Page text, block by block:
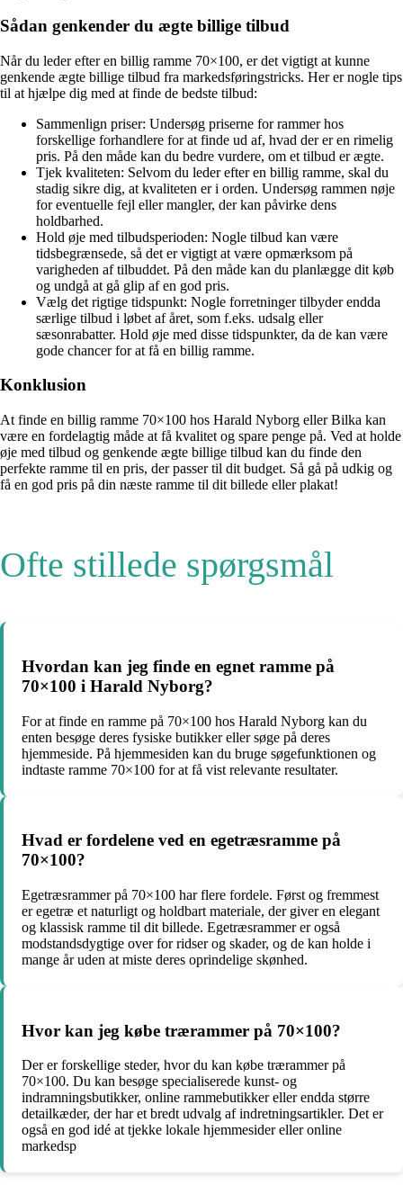
Sådan genkender du ægte billige tilbud
Når du leder efter en billig ramme 70×100, er det vigtigt at kunne
genkende ægte billige tilbud fra markedsføringstricks. Her er nogle tips
til at hjælpe dig med at finde de bedste tilbud:
Sammenlign priser: Undersøg priserne for rammer hos
forskellige forhandlere for at finde ud af, hvad der er en rimelig
pris. På den måde kan du bedre vurdere, om et tilbud er ægte.
Tjek kvaliteten: Selvom du leder efter en billig ramme, skal du
stadig sikre dig, at kvaliteten er i orden. Undersøg rammen nøje
for eventuelle fejl eller mangler, der kan påvirke dens
holdbarhed.
Hold øje med tilbudsperioden: Nogle tilbud kan være
tidsbegrænsede, så det er vigtigt at være opmærksom på
varigheden af tilbuddet. På den måde kan du planlægge dit køb
og undgå at gå glip af en god pris.
Vælg det rigtige tidspunkt: Nogle forretninger tilbyder endda
særlige tilbud i løbet af året, som f.eks. udsalg eller
sæsonrabatter. Hold øje med disse tidspunkter, da de kan være
gode chancer for at få en billig ramme.
Konklusion
At finde en billig ramme 70×100 hos Harald Nyborg eller Bilka kan
være en fordelagtig måde at få kvalitet og spare penge på. Ved at holde
øje med tilbud og genkende ægte billige tilbud kan du finde den
perfekte ramme til en pris, der passer til dit budget. Så gå på udkig og
få en god pris på din næste ramme til dit billede eller plakat!
Ofte stillede spørgsmål
Hvordan kan jeg finde en egnet ramme på
70×100 i Harald Nyborg?
For at finde en ramme på 70×100 hos Harald Nyborg kan du
enten besøge deres fysiske butikker eller søge på deres
hjemmeside. På hjemmesiden kan du bruge søgefunktionen og
indtaste ramme 70×100 for at få vist relevante resultater.
Hvad er fordelene ved en egetræsramme på
70×100?
Egetræsrammer på 70×100 har flere fordele. Først og fremmest
er egetræ et naturligt og holdbart materiale, der giver en elegant
og klassisk ramme til dit billede. Egetræsrammer er også
modstandsdygtige over for ridser og skader, og de kan holde i
mange år uden at miste deres oprindelige skønhed.
Hvor kan jeg købe trærammer på 70×100?
Der er forskellige steder, hvor du kan købe trærammer på
70×100. Du kan besøge specialiserede kunst- og
indramningsbutikker, online rammebutikker eller endda større
detailkæder, der har et bredt udvalg af indretningsartikler. Det er
også en god idé at tjekke lokale hjemmesider eller online
markedsp